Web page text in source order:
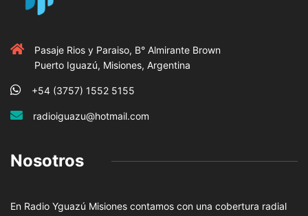
Pasaje Rios y Paraiso, B° Almirante Brown
Puerto Iguazú, Misiones, Argentina
+54 (3757) 1552 5155
radioiguazu@hotmail.com
Nosotros
En Radio Yguazú Misiones contamos con una cobertura radial